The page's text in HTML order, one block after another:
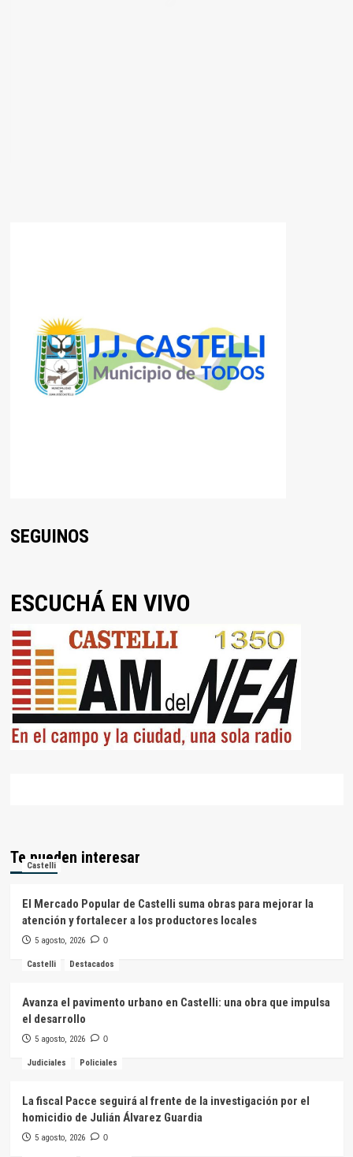
SEGUINOS
ESCUCHÁ EN VIVO
Te pueden interesar
Castelli
El Mercado Popular de Castelli suma obras para mejorar la
atención y fortalecer a los productores locales
5 agosto, 2026 0
Castelli Destacados
Avanza el pavimento urbano en Castelli: una obra que impulsa
el desarrollo
5 agosto, 2026 0
Judiciales Policiales
La fiscal Pacce seguirá al frente de la investigación por el
homicidio de Julián Álvarez Guardia
5 agosto, 2026 0